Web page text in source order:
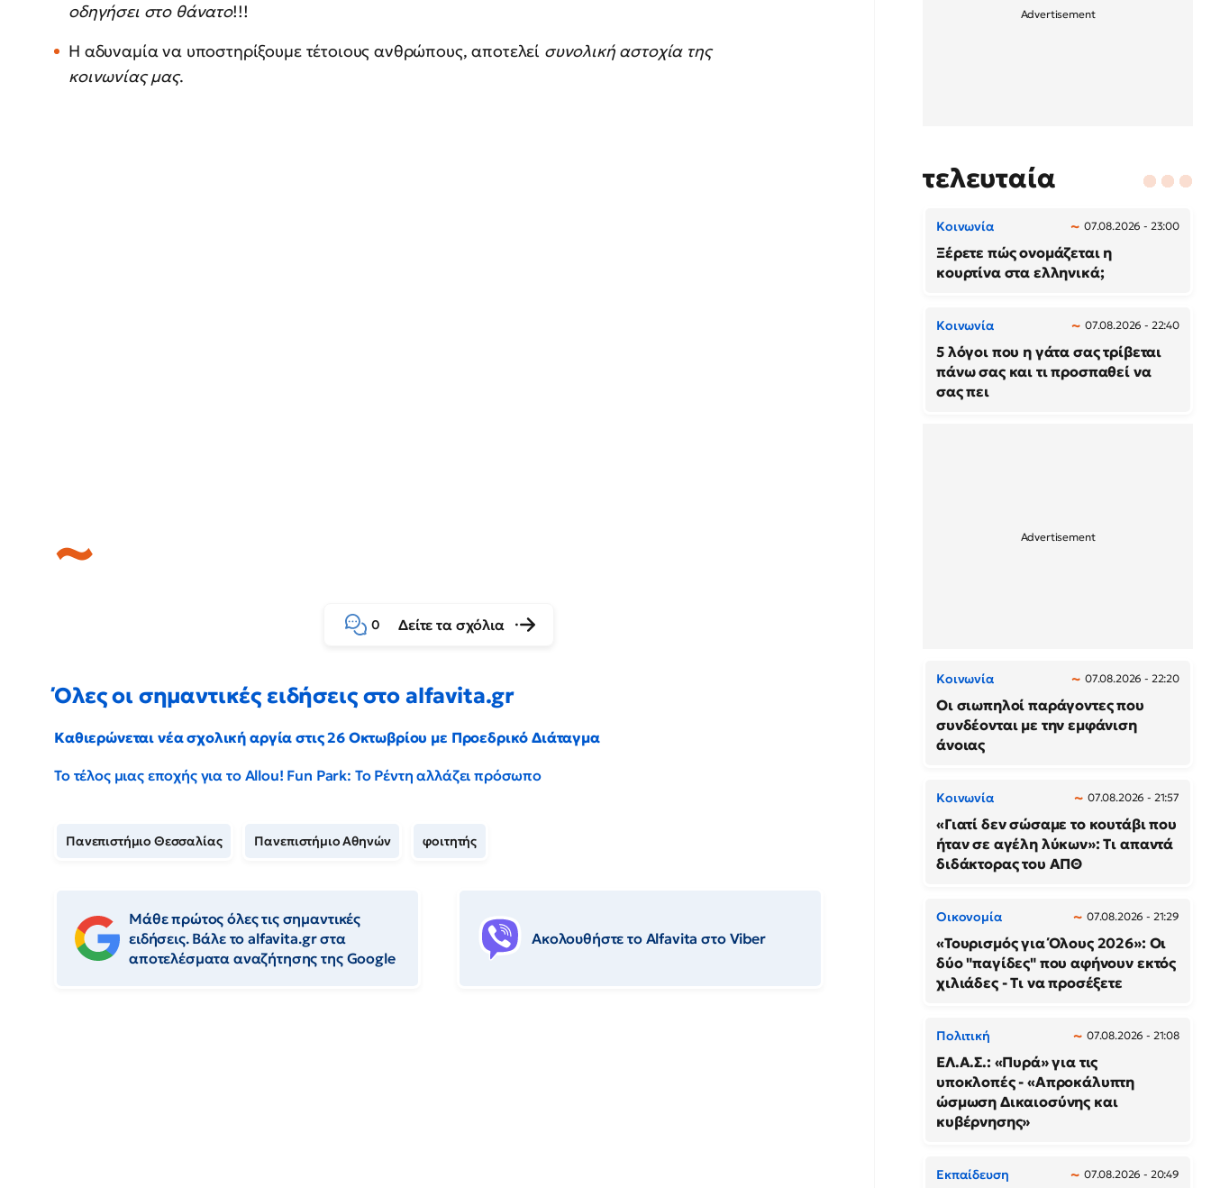
οδηγήσει στο θάνατο!!!
Η αδυναμία να υποστηρίξουμε τέτοιους ανθρώπους, αποτελεί συνολική αστοχία της
κοινωνίας μας.
0 Δείτε τα σχόλια
Όλες οι σημαντικές ειδήσεις στο alfavita.gr
Καθιερώνεται νέα σχολική αργία στις 26 Οκτωβρίου με Προεδρικό Διάταγμα
Το τέλος μιας εποχής για το Allou! Fun Park: Το Ρέντη αλλάζει πρόσωπο
Πανεπιστήμιο Θεσσαλίας Πανεπιστήμιο Αθηνών φοιτητής
Μάθε πρώτος όλες τις σημαντικές
ειδήσεις. Βάλε το alfavita.gr στα
αποτελέσματα αναζήτησης της Google
Ακολουθήστε το Αlfavita στο Viber
τελευταία
Κοινωνία 07.08.2026 - 23:00
Ξέρετε πώς ονομάζεται η
κουρτίνα στα ελληνικά;
Κοινωνία 07.08.2026 - 22:40
5 λόγοι που η γάτα σας τρίβεται
πάνω σας και τι προσπαθεί να
σας πει
Κοινωνία 07.08.2026 - 22:20
Οι σιωπηλοί παράγοντες που
συνδέονται με την εμφάνιση
άνοιας
Κοινωνία 07.08.2026 - 21:57
«Γιατί δεν σώσαμε το κουτάβι που
ήταν σε αγέλη λύκων»: Τι απαντά
διδάκτορας του ΑΠΘ
Οικονομία 07.08.2026 - 21:29
«Τουρισμός για Όλους 2026»: Οι
δύο "παγίδες" που αφήνουν εκτός
χιλιάδες - Τι να προσέξετε
Πολιτική 07.08.2026 - 21:08
ΕΛ.Α.Σ.: «Πυρά» για τις
υποκλοπές - «Απροκάλυπτη
ώσμωση Δικαιοσύνης και
κυβέρνησης»
Εκπαίδευση 07.08.2026 - 20:49